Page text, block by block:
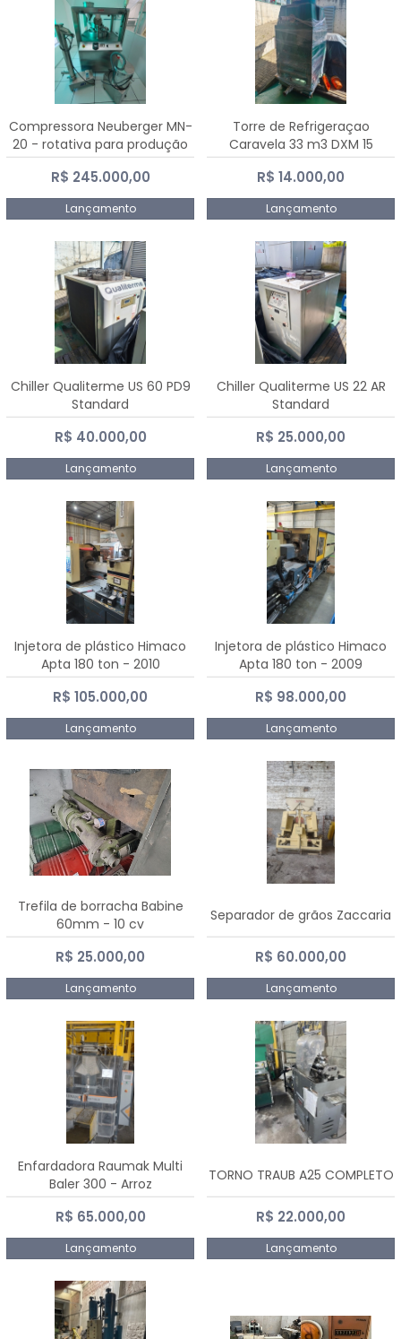
Compressora Neuberger MN-
20 - rotativa para produção
de comprimidos
R$ 245.000,00
Lançamento
Torre de Refrigeraçao
Caravela 33 m3 DXM 15
R$ 14.000,00
Lançamento
Chiller Qualiterme US 60 PD9
Standard
R$ 40.000,00
Lançamento
Chiller Qualiterme US 22 AR
Standard
R$ 25.000,00
Lançamento
Injetora de plástico Himaco
Apta 180 ton - 2010
R$ 105.000,00
Lançamento
Injetora de plástico Himaco
Apta 180 ton - 2009
R$ 98.000,00
Lançamento
Trefila de borracha Babine
60mm - 10 cv
R$ 25.000,00
Lançamento
Separador de grãos Zaccaria
R$ 60.000,00
Lançamento
Enfardadora Raumak Multi
Baler 300 - Arroz
R$ 65.000,00
Lançamento
TORNO TRAUB A25 COMPLETO
R$ 22.000,00
Lançamento